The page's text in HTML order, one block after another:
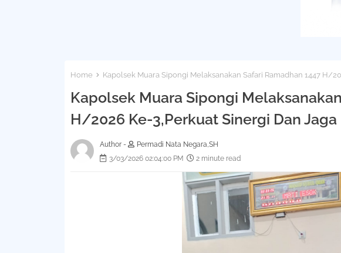
Home Kapolsek Muara Sipongi Melaksanakan Safari Ramadhan 1447 H/
Kapolsek Muara Sipongi
H/2026 Ke-3,Perkuat Sinergi Dan
Author -
Permadi Nata Negara,SH
3/03/2026 02:04:00 PM
2 minute read